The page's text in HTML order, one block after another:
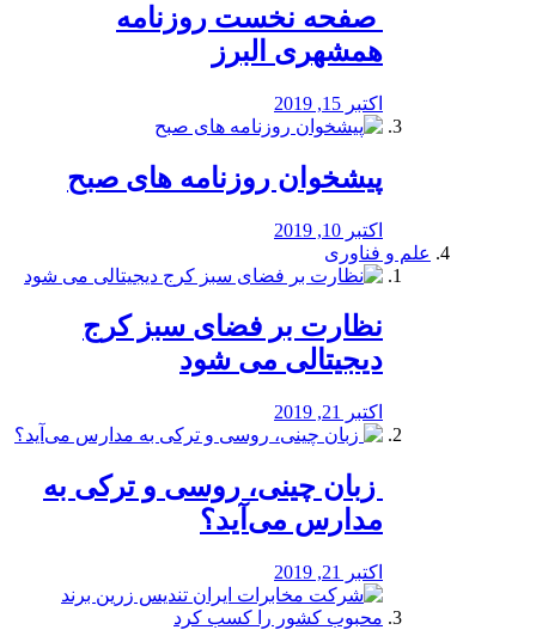
️ صفحه نخست روزنامه‌
همشهری البرز
اکتبر 15, 2019
پیشخوان روزنامه های صبح
اکتبر 10, 2019
علم و فناوری
نظارت بر فضای سبز کرج
دیجیتالی می شود
اکتبر 21, 2019
️ زبان چینی، روسی و ترکی به
مدارس می‌آید؟
اکتبر 21, 2019